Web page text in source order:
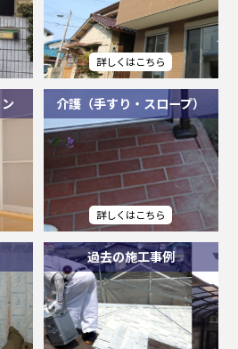
介護（手すり・スロープ）
過去の施工事例